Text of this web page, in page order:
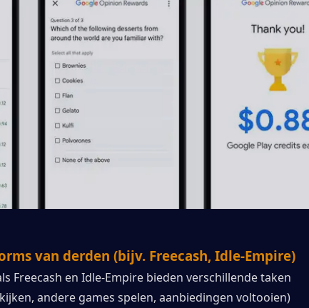
van derden (bijv. Freecash, Idle-Empire)
Freecash en Idle-Empire bieden verschillende taken
andere games spelen, aanbiedingen voltooien)